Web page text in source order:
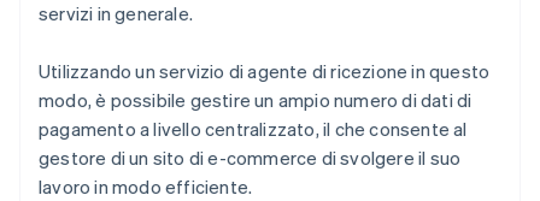
servizi in generale.
Utilizzando un servizio di agente di ricezione in questo
modo, è possibile gestire un ampio numero di dati di
pagamento a livello centralizzato, il che consente al
gestore di un sito di e-commerce di svolgere il suo
lavoro in modo efficiente.